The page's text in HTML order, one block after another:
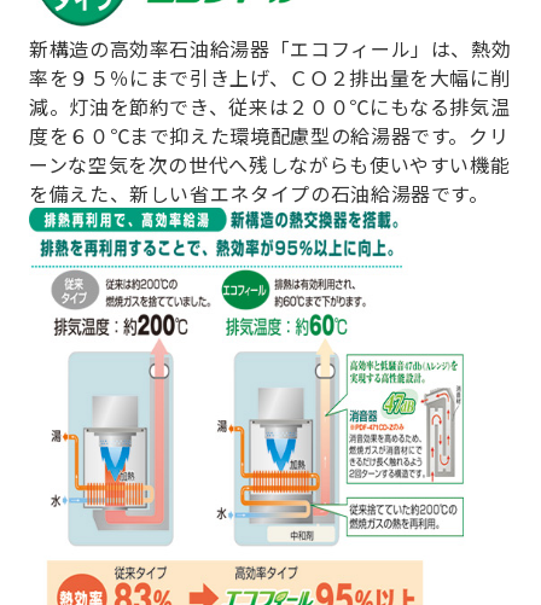
新構造の高効率石油給湯器「エコフィール」は、熱効
率を９５％にまで引き上げ、ＣＯ２排出量を大幅に削
減。灯油を節約でき、従来は２００℃にもなる排気温
度を６０℃まで抑えた環境配慮型の給湯器です。クリ
ーンな空気を次の世代へ残しながらも使いやすい機能
を備えた、新しい省エネタイプの石油給湯器です。